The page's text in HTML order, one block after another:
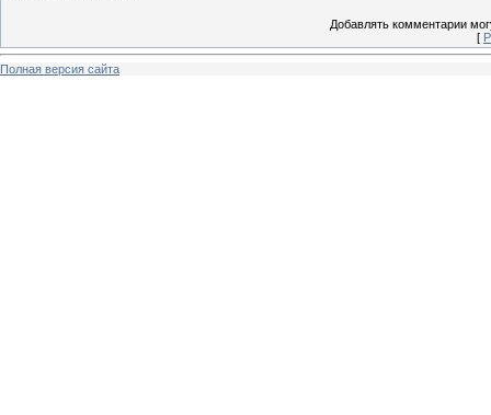
Добавлять комментарии
[
Полная версия сайта